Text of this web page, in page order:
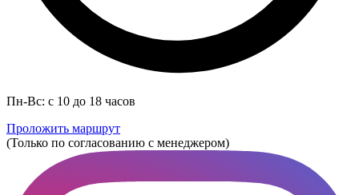
Пн-Вс: с 10 до 18 часов
Проложить маршрут
(Только по согласованию с менеджером)